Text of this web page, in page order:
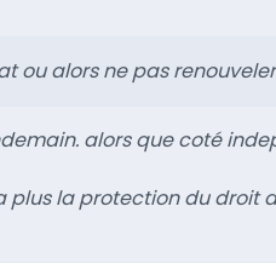
ou alors ne pas
alors que coté
la protection du droit